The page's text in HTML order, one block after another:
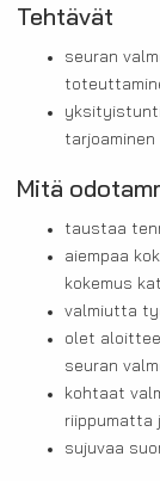
Tehtävät
seuran
tarjoaminen
Mitä
taustaa
aiempaa
kokemus
valmiutta
olet
seuran
kohtaat
riippumatta
sujuvaa